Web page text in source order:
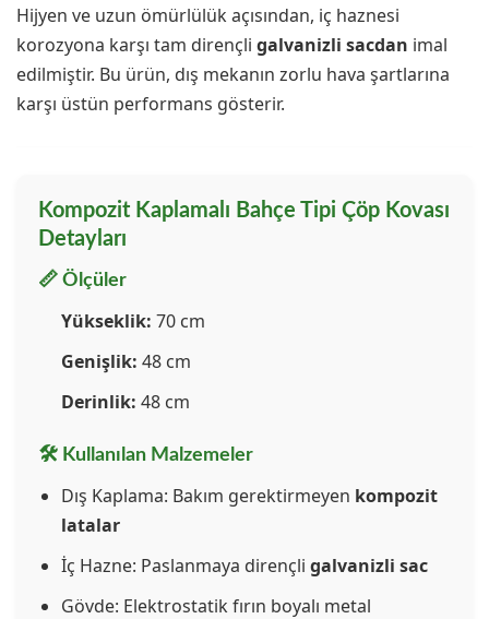
Hijyen ve uzun ömürlülük açısından, iç haznesi
korozyona karşı tam dirençli galvanizli sacdan imal
edilmiştir. Bu ürün, dış mekanın zorlu hava şartlarına
karşı üstün performans gösterir.
Kompozit Kaplamalı Bahçe Tipi Çöp Kovası
Detayları
📏 Ölçüler
Yükseklik: 70 cm
Genişlik: 48 cm
Derinlik: 48 cm
🛠️ Kullanılan Malzemeler
Dış Kaplama: Bakım gerektirmeyen kompozit
latalar
İç Hazne: Paslanmaya dirençli galvanizli sac
Gövde: Elektrostatik fırın boyalı metal